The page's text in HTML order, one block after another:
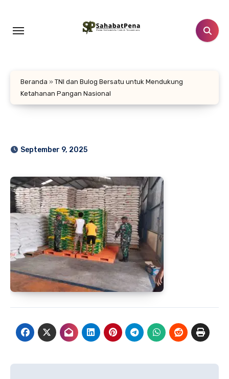
konten
Beranda » TNI dan Bulog Bersatu untuk Mendukung
Ketahanan Pangan Nasional
September 9, 2025